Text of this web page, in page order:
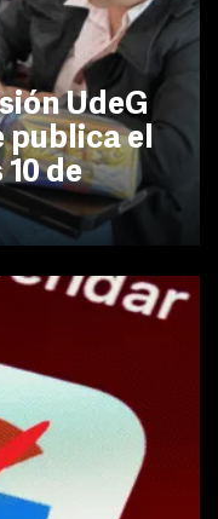
UdeG
publica el
de